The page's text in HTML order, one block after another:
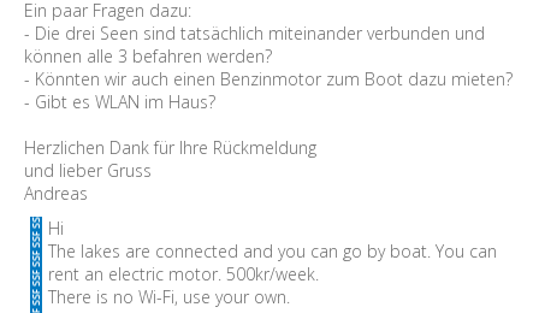
Ein paar Fragen dazu:
- Die drei Seen sind tatsächlich miteinander verbunden und
können alle 3 befahren werden?
- Könnten wir auch einen Benzinmotor zum Boot dazu mieten?
- Gibt es WLAN im Haus?
Herzlichen Dank für Ihre Rückmeldung
und lieber Gruss
Andreas
Hi
The lakes are connected and you can go by boat. You can
rent an electric motor. 500kr/week.
There is no Wi-Fi, use your own.